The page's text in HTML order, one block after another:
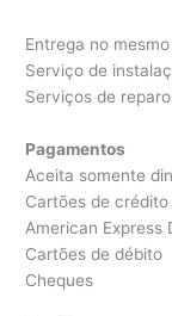
Entrega no
Serviço de
Serviços de
Pagamentos
Aceita somente
Cartões de crédito
American Express
Cartões de débito
Cheques